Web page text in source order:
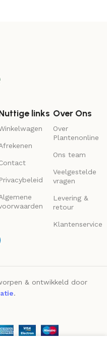
links
Privacybeleid
Over Ons
Over
Plantenonline
Ons team
Veelgestelde
vragen
Levering &
retour
Klantenservice
& ontwikkeld door
.